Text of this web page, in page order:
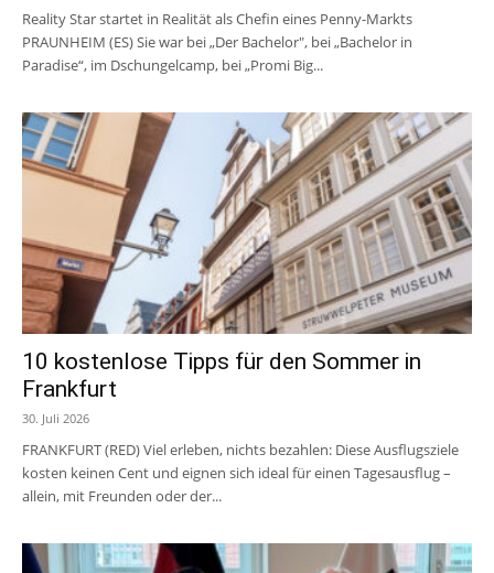
Reality Star startet in Realität als Chefin eines Penny-Markts
PRAUNHEIM (ES) Sie war bei „Der Bachelor", bei „Bachelor in
Paradise“, im Dschungelcamp, bei „Promi Big...
10 kostenlose Tipps für den Sommer in
Frankfurt
30. Juli 2026
FRANKFURT (RED) Viel erleben, nichts bezahlen: Diese Ausflugsziele
kosten keinen Cent und eignen sich ideal für einen Tagesausflug –
allein, mit Freunden oder der...